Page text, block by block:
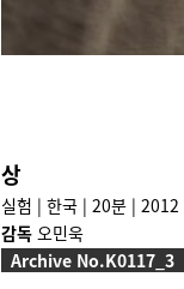
상
실험 | 한국 | 20분 | 2012
감독 오민욱
Archive No.K0117_3